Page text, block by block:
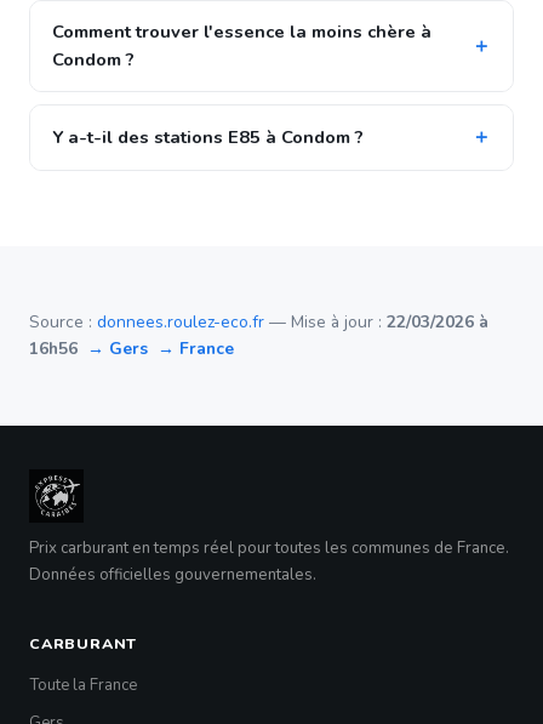
Comment trouver l'essence la moins chère à
Condom ?
Y a-t-il des stations E85 à Condom ?
Source : donnees.roulez-eco.fr — Mise à jour : 22/03/2026 à
16h56 → Gers → France
Prix carburant en temps réel pour toutes les communes de France.
Données officielles gouvernementales.
CARBURANT
Toute la France